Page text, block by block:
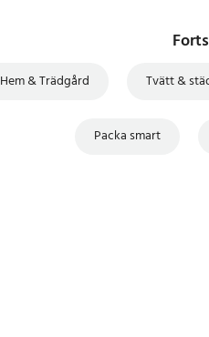
Hem & Trädgård Tvätt &
Packa smart